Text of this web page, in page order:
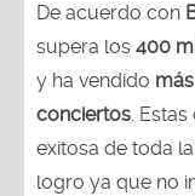
De acuerdo con
supera los 400
y ha vendido
conciertos.
exitosa de toda
logro ya que no